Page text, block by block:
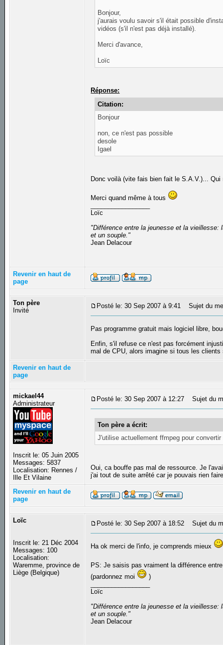
Bonjour,
j'aurais voulu savoir s'il était possible
vidéos (s'il n'est pas déjà installé).
Merci d'avance,
Loïc
Réponse:
Citation:
Bonjour
non, ce n'est pas possible
desole
Igael
Donc voilà (vite fais bien fait le S.A.V.)... Qui
Merci quand même à tous
Loïc
"Différence entre la jeunesse et la vieillesse:
et un souple."
Jean Delacour
Revenir en haut de
page
Ton père
Invité
Posté le: 30 Sep 2007 à 9:41 Sujet du
Pas programme gratuit mais logiciel libre,
Enfin, s'il refuse ce n'est pas forcément
mal de CPU, alors imagine si tous les
Revenir en haut de
page
mickael44
Administrateur
Inscrit le: 05 Juin 2005
Messages: 5837
Localisation: Rennes /
Ille Et Vilaine
Posté le: 30 Sep 2007 à 12:27 Sujet du
Ton père a écrit:
J'utilise actuellement ffmpeg pour
Oui, ca bouffe pas mal de ressource. Je
j'ai tout de suite arrêté car je pouvais rien
Revenir en haut de
page
Loïc
Inscrit le: 21 Déc 2004
Messages: 100
Localisation:
Waremme, province de
Liège (Belgique)
Posté le: 30 Sep 2007 à 18:52 Sujet du
Ha ok merci de l'info, je comprends mieux
PS: Je saisis pas vraiment la différence
(pardonnez moi
)
Loïc
"Différence entre la jeunesse et la vieillesse:
et un souple."
Jean Delacour